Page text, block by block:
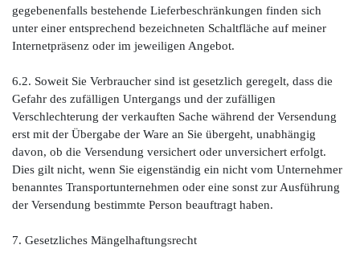
gegebenenfalls bestehende Lieferbeschränkungen finden sich
unter einer entsprechend bezeichneten Schaltfläche auf meiner
Internetpräsenz oder im jeweiligen Angebot.
6.2. Soweit Sie Verbraucher sind ist gesetzlich geregelt, dass die
Gefahr des zufälligen Untergangs und der zufälligen
Verschlechterung der verkauften Sache während der Versendung
erst mit der Übergabe der Ware an Sie übergeht, unabhängig
davon, ob die Versendung versichert oder unversichert erfolgt.
Dies gilt nicht, wenn Sie eigenständig ein nicht vom Unternehmer
benanntes Transportunternehmen oder eine sonst zur Ausführung
der Versendung bestimmte Person beauftragt haben.
7. Gesetzliches Mängelhaftungsrecht